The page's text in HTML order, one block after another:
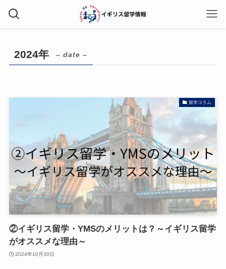
2024年 – date –
留学コラム
②イギリス留学・YMSのメリットは？～イギリス留学
がオススメな理由～
2024年10月30日